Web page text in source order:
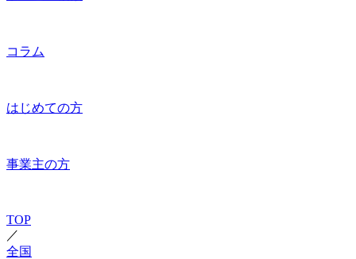
コラム
はじめての方
事業主の方
TOP
／
全国